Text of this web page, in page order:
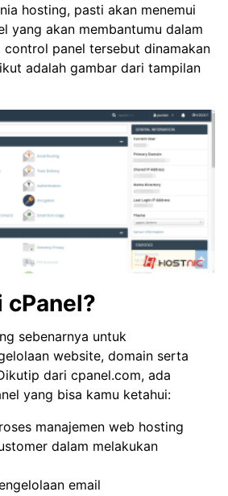
hosting, pasti akan menemui
yang akan membantumu dalam
control panel tersebut dinamakan
adalah gambar dari tampilan
cPanel?
sebenarnya untuk
website, domain serta
dari cpanel.com, ada
yang bisa kamu ketahui:
manajemen web hosting
dalam melakukan
email